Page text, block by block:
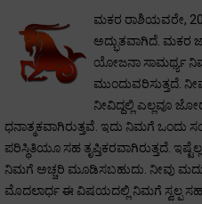
ಮಕರ ರಾಶಿಯವರೇ,
ಅದ್ಭುತವಾಗಿದೆ. ಮಕರ
ಯೋಜನಾ ಸಾಮರ್ಥ್ಯ
ಮುಂದುವರಿಸುತ್ತದೆ.
ನೀವಿದ್ದಲ್ಲಿ ಎಲ್ಲವೂ
ಧನಾತ್ಮಕವಾಗಿರುತ್ತವೆ. ಇದು ನಿಮಗೆ
ಪರಿಸ್ಥಿತಿಯೂ ಸಹ ತೃಪ್ತಿಕರವಾಗಿರುತ್ತದೆ.
ನಿಮಗೆ ಅಚ್ಚರಿ ಮೂಡಿಸಬಹುದು. ನೀವು
ಮೊದಲಾರ್ಧ ಈ ವಿಷಯದಲ್ಲಿ ನಿಮಗೆ ಸ್ವಲ್ಪ